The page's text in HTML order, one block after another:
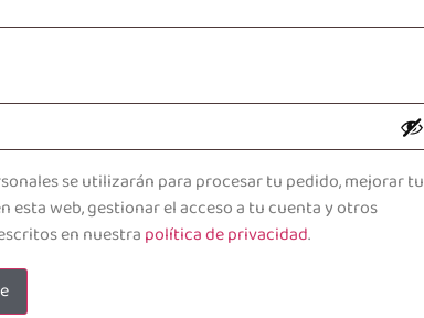
se utilizarán para procesar tu pedido, mejorar tu
esta web, gestionar el acceso a tu cuenta y otros
en nuestra política de privacidad.